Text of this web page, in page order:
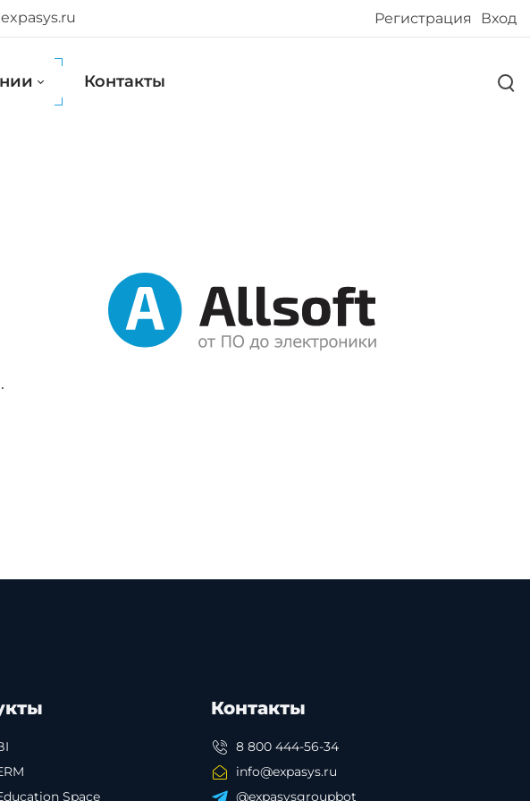
Регистрация Вход
Контакты
Space
Контакты
8 800 444-56-34
info@expasys.ru
@expasysgroupbot